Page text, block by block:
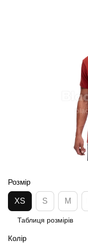
Розмір
XS S M
Таблиця розмірів
Колір